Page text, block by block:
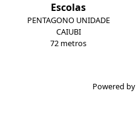
Escolas
PENTAGONO UNIDADE
CAIUBI
72 metros
Powered by